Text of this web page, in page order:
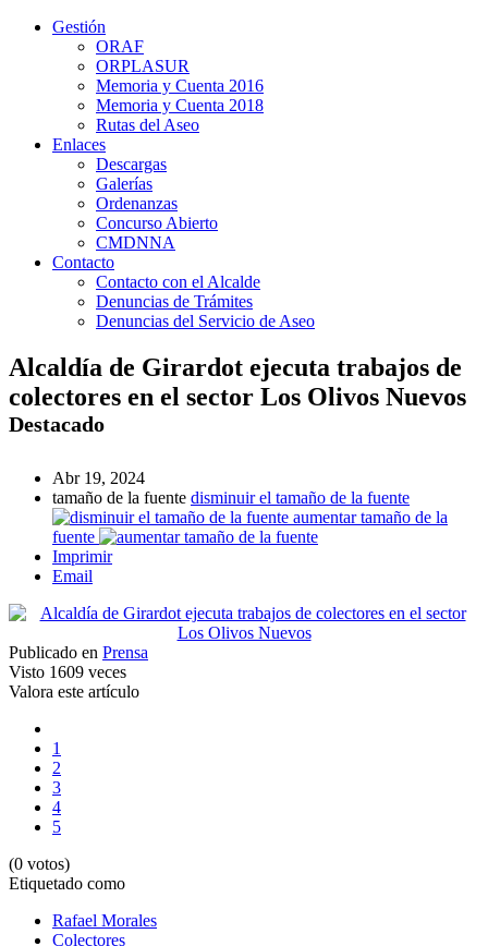
Gestión
ORAF
ORPLASUR
Memoria y Cuenta 2016
Memoria y Cuenta 2018
Rutas del Aseo
Enlaces
Descargas
Galerías
Ordenanzas
Concurso Abierto
CMDNNA
Contacto
Contacto con el Alcalde
Denuncias de Trámites
Denuncias del Servicio de Aseo
Alcaldía de Girardot ejecuta trabajos de
colectores en el sector Los Olivos Nuevos
Destacado
Abr 19, 2024
tamaño de la fuente disminuir el tamaño de la fuente
aumentar tamaño de la
fuente
Imprimir
Email
Publicado en Prensa
Visto 1609 veces
Valora este artículo
1
2
3
4
5
(0 votos)
Etiquetado como
Rafael Morales
Colectores